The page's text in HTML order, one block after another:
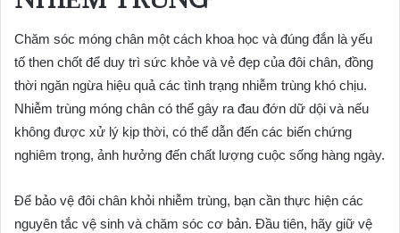
Chăm sóc móng chân một cách khoa học và đúng đắn là yếu
tố then chốt để duy trì sức khỏe và vẻ đẹp của đôi chân, đồng
thời ngăn ngừa hiệu quả các tình trạng nhiễm trùng khó chịu.
Nhiễm trùng móng chân có thể gây ra đau đớn dữ dội và nếu
không được xử lý kịp thời, có thể dẫn đến các biến chứng
nghiêm trọng, ảnh hưởng đến chất lượng cuộc sống hàng ngày.
Để bảo vệ đôi chân khỏi nhiễm trùng, bạn cần thực hiện các
nguyên tắc vệ sinh và chăm sóc cơ bản. Đầu tiên, hãy giữ vệ